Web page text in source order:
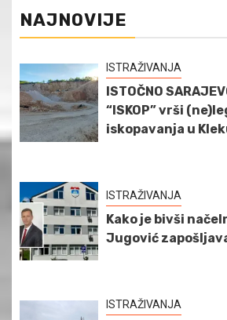
NAJNOVIJE
ISTRAŽIVANJA
ISTOČNO
“ISKOP” vrši
iskopavanja u
ISTRAŽIVANJA
Kako je bivši
Jugović
ISTRAŽIVANJA